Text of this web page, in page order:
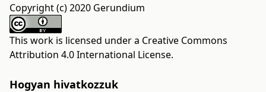
Copyright (c) 2020 Gerundium
This work is licensed under a Creative Commons
Attribution 4.0 International License.
Hogyan hivatkozzuk